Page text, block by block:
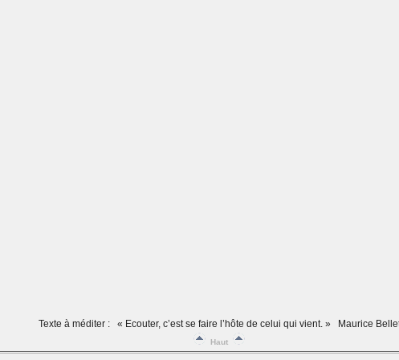
Texte à méditer : « Ecouter, c’est se faire l’hôte de celui qui vient. » Maurice
Haut